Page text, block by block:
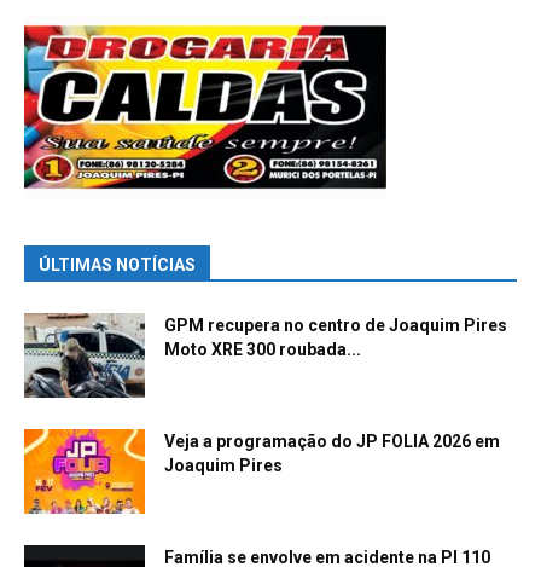
ÚLTIMAS NOTÍCIAS
GPM recupera no centro de Joaquim Pires
Moto XRE 300 roubada...
Veja a programação do JP FOLIA 2026 em
Joaquim Pires
Família se envolve em acidente na PI 110